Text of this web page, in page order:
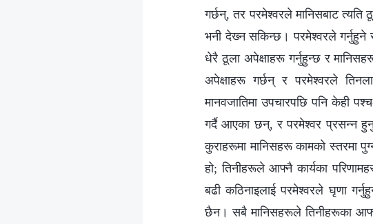
गर्छन्, तर परमेश्‍वरले मानिसबाट त्यति
भनी देख्‍न सकिन्छ। परमेश्‍वरले गर्नुहुने
धेरै ठूला अपेक्षाहरू गर्नुहुन्छ र
अपेक्षाहरू गर्छन् र परमेश्‍वरले
मानवजातिमा उपचारपछि पनि केही
गर्दै आएका छन्, र परमेश्‍वर प्रसन्‍न
कुराहरूमा मानिसहरू कामको स्तरमा
हो; तिनीहरूले आफ्‍नै कार्यका
बढी कठिनाइलाई परमेश्‍वरले घृणा
छैन। सबै मानिसहरूले तिनीहरूका